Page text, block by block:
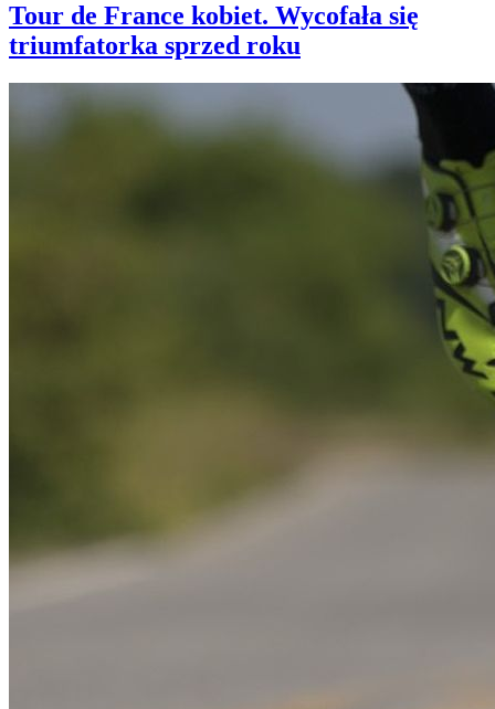
Tour de France kobiet. Wycofała się
triumfatorka sprzed roku